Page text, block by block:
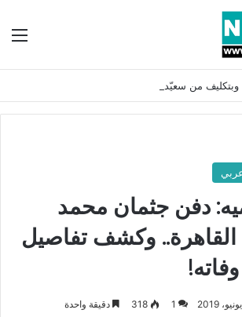
دفن جثمان محمد
وكشف تفاصيل
1
318 دقيقة واحدة